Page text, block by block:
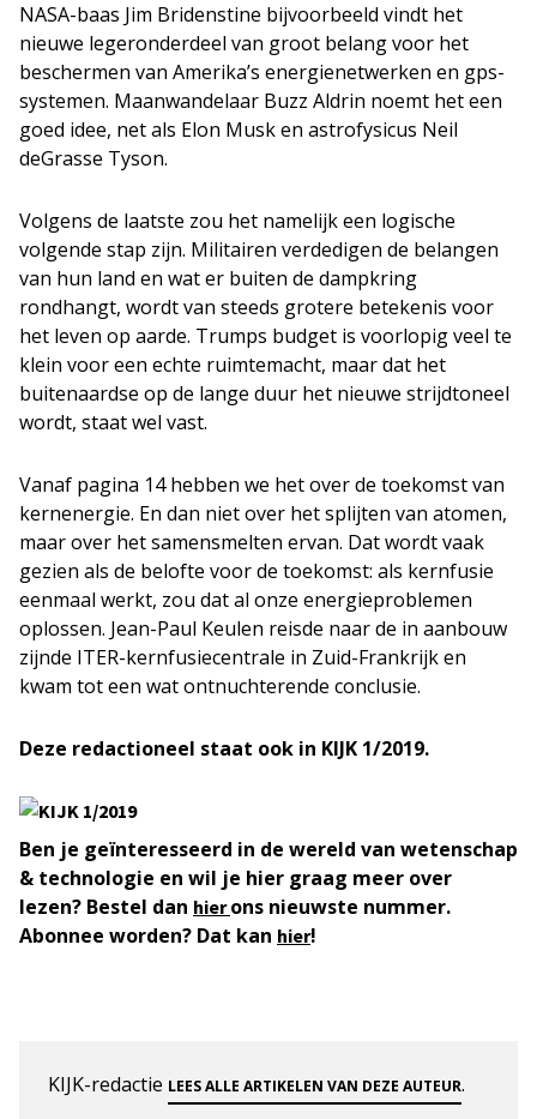
NASA-baas Jim Bridenstine bijvoorbeeld vindt het
nieuwe legeronderdeel van groot belang voor het
beschermen van Amerika’s energienetwerken en gps-
systemen. Maanwandelaar Buzz Aldrin noemt het een
goed idee, net als Elon Musk en astrofysicus Neil
deGrasse Tyson.
Volgens de laatste zou het namelijk een logische
volgende stap zijn. Militairen verdedigen de belangen
van hun land en wat er buiten de dampkring
rondhangt, wordt van steeds grotere betekenis voor
het leven op aarde. Trumps budget is voorlopig veel te
klein voor een echte ruimtemacht, maar dat het
buitenaardse op de lange duur het nieuwe strijdtoneel
wordt, staat wel vast.
Vanaf pagina 14 hebben we het over de toekomst van
kernenergie. En dan niet over het splijten van atomen,
maar over het samensmelten ervan. Dat wordt vaak
gezien als de belofte voor de toekomst: als kernfusie
eenmaal werkt, zou dat al onze energieproblemen
oplossen. Jean-Paul Keulen reisde naar de in aanbouw
zijnde ITER-kernfusiecentrale in Zuid-Frankrijk en
kwam tot een wat ontnuchterende conclusie.
Deze redactioneel staat ook in KIJK 1/2019.
Ben je geïnteresseerd in de wereld van wetenschap
& technologie en wil je hier graag meer over
lezen? Bestel dan hierons nieuwste nummer.
Abonnee worden? Dat kan hier!
KIJK-redactie LEES ALLE ARTIKELEN VAN DEZE AUTEUR.